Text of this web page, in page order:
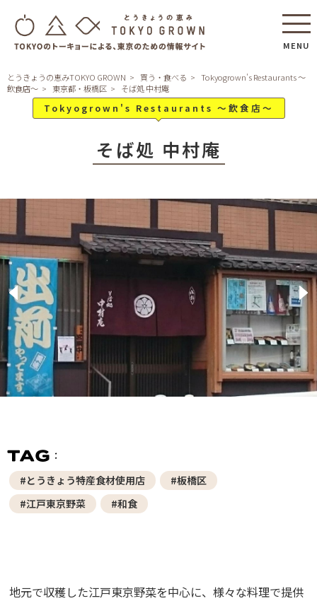
MENU
とうきょうの恵みTOKYO GROWN 買う・食べる
Tokyogrown's Restaurants ～
飲食店～
東京都・板橋区 そば処 中村庵
Tokyogrown's Restaurants ～飲食店～
そば処 中村庵
#とうきょう特産食材使用店
#板橋区
#江戸東京野菜
#和食
地元で収穫した江戸東京野菜を中心に、様々な料理で提供